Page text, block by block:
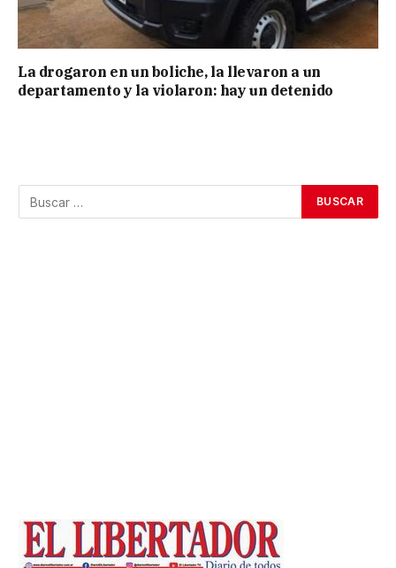
La drogaron en un boliche, la llevaron a un
departamento y la violaron: hay un detenido